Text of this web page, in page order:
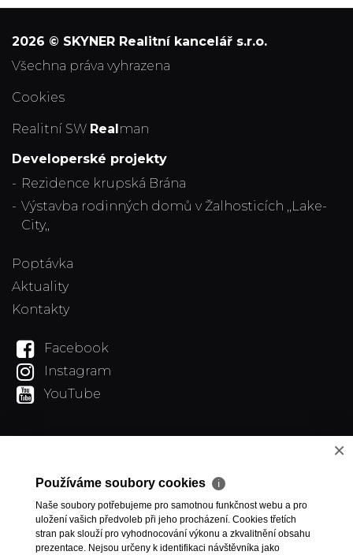
2026 © SKYNER Realitní kancelář s.r.o.
všechna práva vyhrazena
Cookies
Realitní SW Realman
Developerské projekty
Rezidence krupská Brána
Výstavba rodinných domů v Žalhosticích ,,Lake-
City,,
Poptávka
Aktuality
Kontakty
Facebook
Instagram
YouTube
×
Používáme soubory cookies ℹ
Naše soubory potřebujeme pro samotnou funkčnost webu a pro
uložení vašich předvoleb při jeho procházení. Cookies třetích
stran pak slouží pro vyhodnocování výkonu a zkvalitnění obsahu
prezentace. Nejsou určeny k identifikaci návštěvníka jako